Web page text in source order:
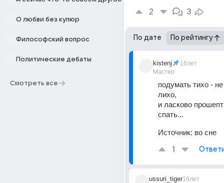
О любви без купюр
Философский вопрос
Политические дебаты
Смотреть все
2 3
По дате По рейтингу
kistenj
Мастер
16лет
подумать тихо -
лихо,
и ласково
спать...
Источник: во сне
1
ussuri_tiger16лет